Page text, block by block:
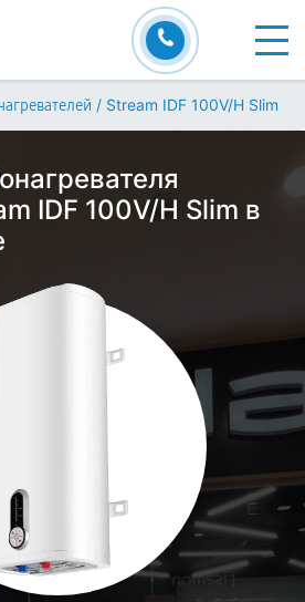
/ Stream IDF 100V/H Slim
IDF 100V/H Slim в